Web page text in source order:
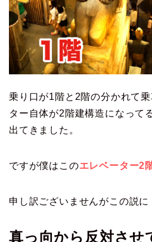
乗り口が1階と2階の分かれて
ター自体が2階建構造になって
出てきました。
ですが僕はこのエレベーター2
申し訳ございませんがこの説に
真っ向から反対させ